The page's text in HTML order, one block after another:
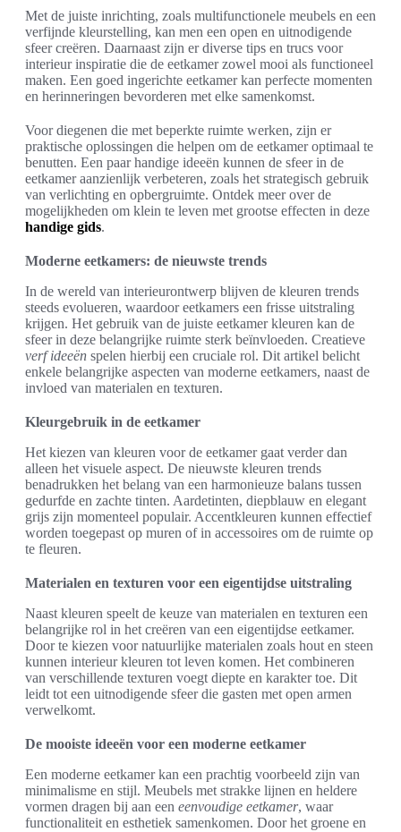
Met de juiste inrichting, zoals multifunctionele meubels en een
verfijnde kleurstelling, kan men een open en uitnodigende
sfeer creëren. Daarnaast zijn er diverse tips en trucs voor
interieur inspiratie die de eetkamer zowel mooi als functioneel
maken. Een goed ingerichte eetkamer kan perfecte momenten
en herinneringen bevorderen met elke samenkomst.
Voor diegenen die met beperkte ruimte werken, zijn er
praktische oplossingen die helpen om de eetkamer optimaal te
benutten. Een paar handige ideeën kunnen de sfeer in de
eetkamer aanzienlijk verbeteren, zoals het strategisch gebruik
van verlichting en opbergruimte. Ontdek meer over de
mogelijkheden om klein te leven met grootse effecten in deze
handige gids.
Moderne eetkamers: de nieuwste trends
In de wereld van interieurontwerp blijven de kleuren trends
steeds evolueren, waardoor eetkamers een frisse uitstraling
krijgen. Het gebruik van de juiste eetkamer kleuren kan de
sfeer in deze belangrijke ruimte sterk beïnvloeden. Creatieve
verf ideeën spelen hierbij een cruciale rol. Dit artikel belicht
enkele belangrijke aspecten van moderne eetkamers, naast de
invloed van materialen en texturen.
Kleurgebruik in de eetkamer
Het kiezen van kleuren voor de eetkamer gaat verder dan
alleen het visuele aspect. De nieuwste kleuren trends
benadrukken het belang van een harmonieuze balans tussen
gedurfde en zachte tinten. Aardetinten, diepblauw en elegant
grijs zijn momenteel populair. Accentkleuren kunnen effectief
worden toegepast op muren of in accessoires om de ruimte op
te fleuren.
Materialen en texturen voor een eigentijdse uitstraling
Naast kleuren speelt de keuze van materialen en texturen een
belangrijke rol in het creëren van een eigentijdse eetkamer.
Door te kiezen voor natuurlijke materialen zoals hout en steen
kunnen interieur kleuren tot leven komen. Het combineren
van verschillende texturen voegt diepte en karakter toe. Dit
leidt tot een uitnodigende sfeer die gasten met open armen
verwelkomt.
De mooiste ideeën voor een moderne eetkamer
Een moderne eetkamer kan een prachtig voorbeeld zijn van
minimalisme en stijl. Meubels met strakke lijnen en heldere
vormen dragen bij aan een eenvoudige eetkamer, waar
functionaliteit en esthetiek samenkomen. Door het groene en